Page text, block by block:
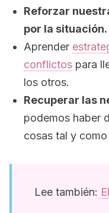
Reforzar
por la situación.
Aprender
conflictos para
los otros.
Recuperar las
podemos haber
cosas tal y
Lee también: